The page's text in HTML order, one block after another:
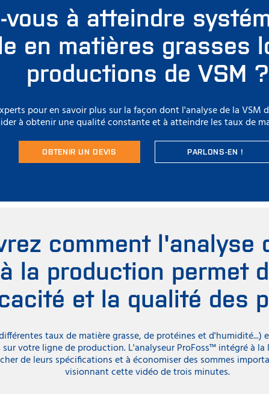
vous à atteindre
en matières grasses
productions de VSM ?
pour en savoir plus sur la façon dont l'analyse de la
à obtenir une qualité constante et à atteindre les taux de
OBTENIR UN DEVIS PARLONS-EN !
comment l'analyse
la production permet
et la qualité des
taux de matière grasse, de protéines et
votre ligne de production. L'analyseur ProFoss™ intégré à
de leurs spécifications et à économiser des sommes
visionnant cette vidéo de trois minutes.